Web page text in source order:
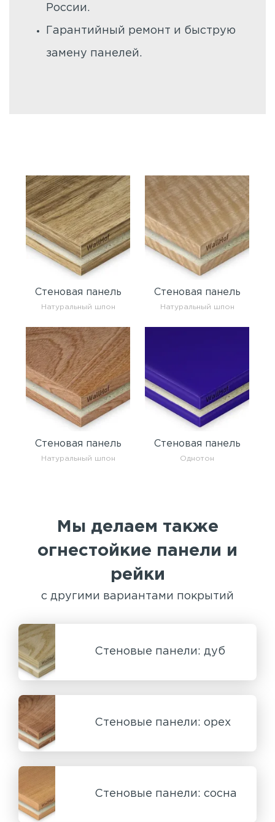
России.
Гарантийный ремонт и быструю
замену панелей.
Стеновая панель
Натуральный шпон
Стеновая панель
Натуральный шпон
Стеновая панель
Натуральный шпон
Стеновая панель
Однотон
Мы делаем также
огнестойкие панели и
рейки
с другими вариантами покрытий
Стеновые панели: дуб
Стеновые панели: орех
Стеновые панели: сосна